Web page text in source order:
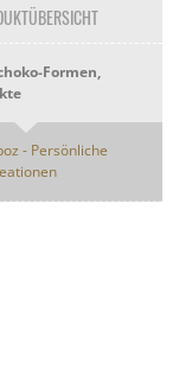
Formen,
- Persönliche